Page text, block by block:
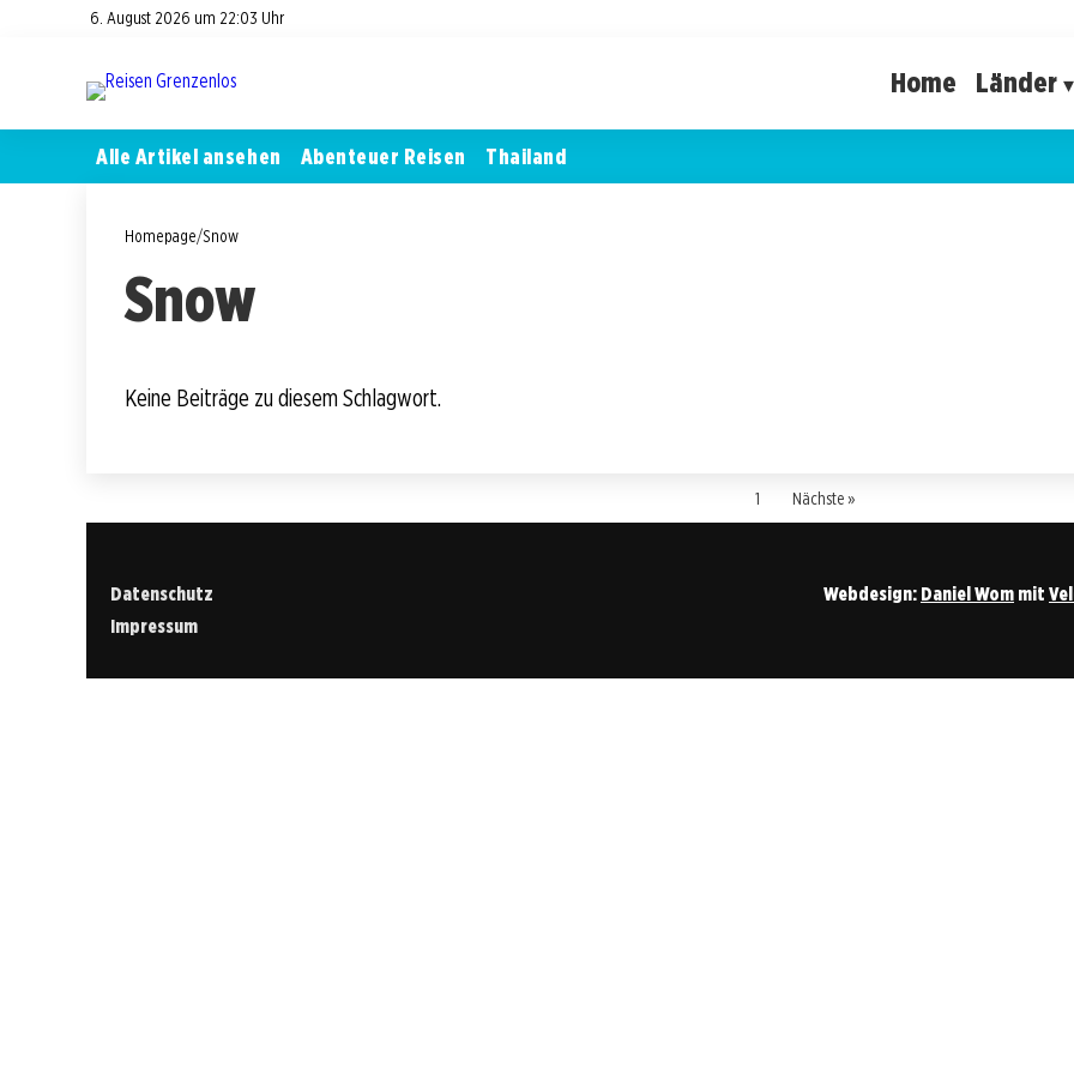
6. August 2026 um 22:03 Uhr
Home Länder
Alle Artikel ansehen Abenteuer Reisen Thailand
Homepage/Snow
Snow
Keine Beiträge zu diesem Schlagwort.
1 Nächste »
Datenschutz
Impressum
Webdesign: Daniel Wom mit